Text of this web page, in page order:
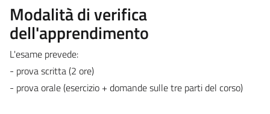
Modalità di verifica
dell'apprendimento
L'esame prevede:
- prova scritta (2 ore)
- prova orale (esercizio + domande sulle tre parti del corso)